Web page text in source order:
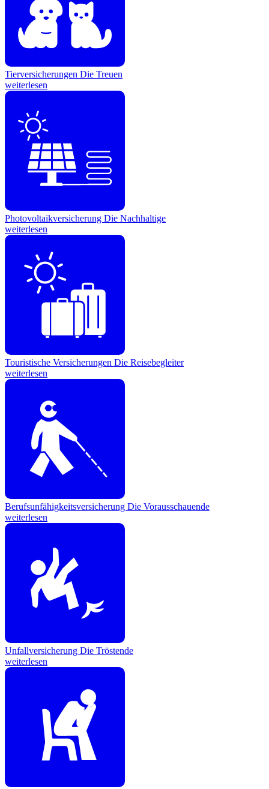
Tierversicherungen Die Treuen
weiterlesen
Photovoltaikversicherung Die Nachhaltige
weiterlesen
Touristische Versicherungen Die Reisebegleiter
weiterlesen
Berufsunfähigkeitsversicherung Die Vorausschauende
weiterlesen
Unfallversicherung Die Tröstende
weiterlesen